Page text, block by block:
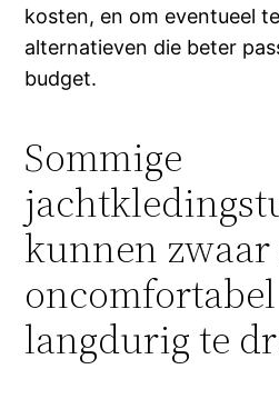
kosten, en om eventueel
alternatieven die beter
budget.
Sommige
kunnen zwaar
langdurig te